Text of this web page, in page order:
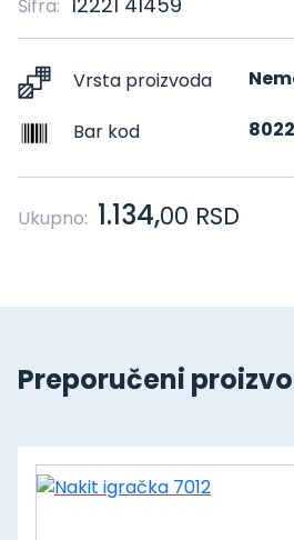
Šifra:
Vrsta proizvoda
Bar kod
Ukupno: 1.134,00 RSD
Preporučeni